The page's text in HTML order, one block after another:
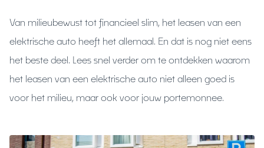
Van milieubewust tot financieel slim, het leasen van een
elektrische auto heeft het allemaal. En dat is nog niet eens
het beste deel. Lees snel verder om te ontdekken waarom
het leasen van een elektrische auto niet alleen goed is
voor het milieu, maar ook voor jouw portemonnee.